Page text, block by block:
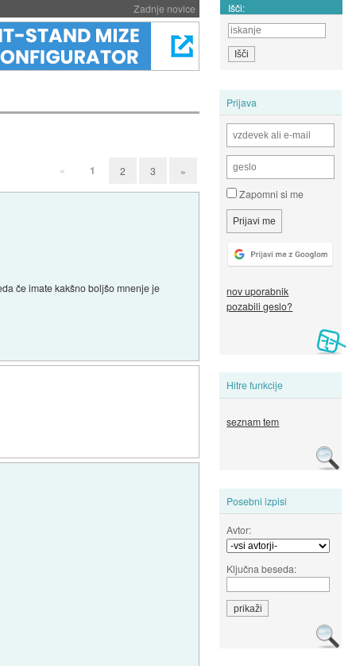
Zadnje novice Išči:
Prijava
Zapomni si me
nov uporabnik
pozabili geslo?
Hitre funkcije
seznam tem
Posebni izpisi
Avtor:
Ključna beseda:
« 1 2 3 »
če imate kakšno boljšo mnenje je